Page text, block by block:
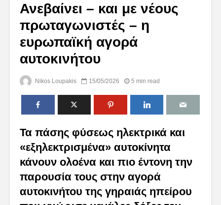
Ανεβαίνει – και με νέους
πρωταγωνιστές – η
ευρωπαϊκή αγορά
αυτοκινήτου
Nikos Loupakis 15/05/2026 5 min read
Τα πάσης φύσεως ηλεκτρικά και
«εξηλεκτρισμένα» αυτοκίνητα
κάνουν ολοένα και πιο έντονη την
παρουσία τους στην αγορά
αυτοκινήτου της γηραιάς ηπείρου